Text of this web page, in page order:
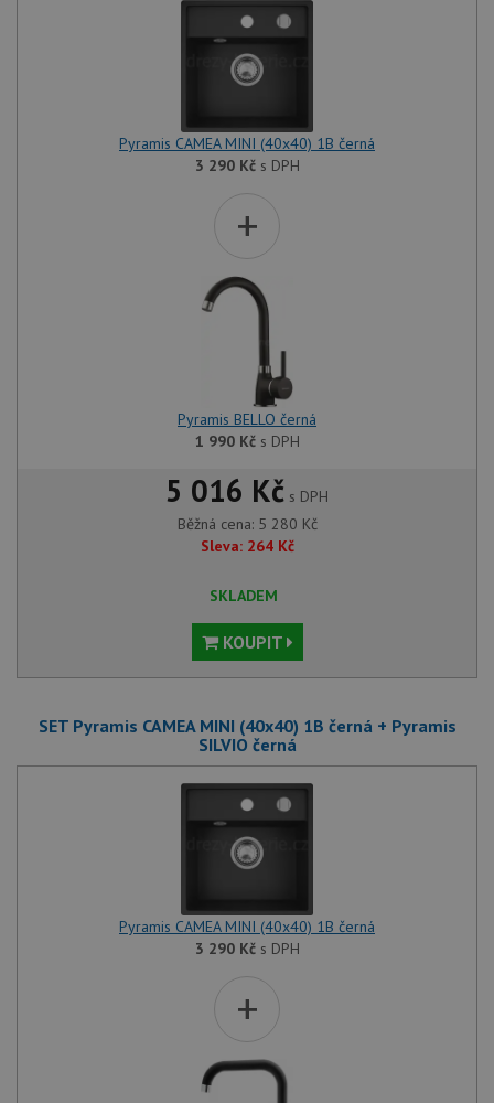
Pyramis CAMEA MINI (40x40) 1B černá
3 290 Kčs DPH
+
Pyramis BELLO černá
1 990 Kčs DPH
5 016 Kč s DPH
Běžná cena: 5 280 Kč
Sleva: 264 Kč
SKLADEM
KOUPIT
SET Pyramis CAMEA MINI (40x40) 1B černá + Pyramis
SILVIO černá
Pyramis CAMEA MINI (40x40) 1B černá
3 290 Kčs DPH
+